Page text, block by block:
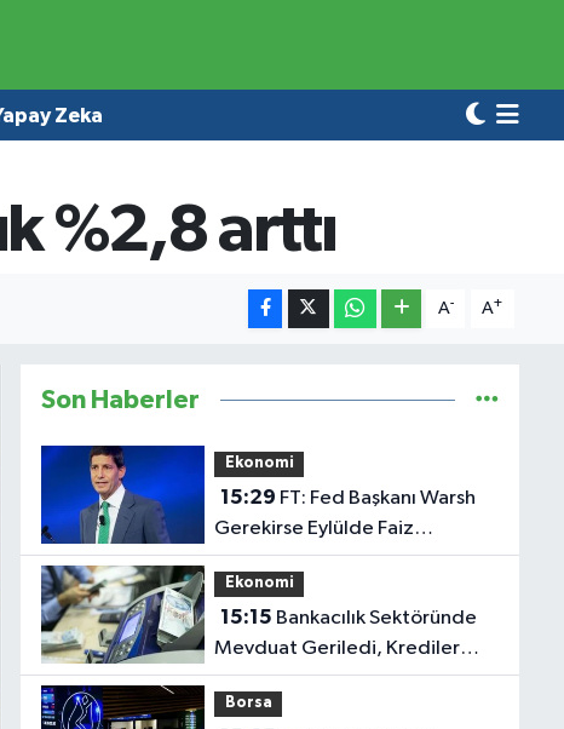
Zeka
%2,8 arttı
A- A+
Son Haberler
Ekonomi
15:29
Gerekirse Eylülde Faiz
Artırmaya Hazır
Ekonomi
15:15
Mevduat Geriledi, Krediler
Yükseldi
Borsa